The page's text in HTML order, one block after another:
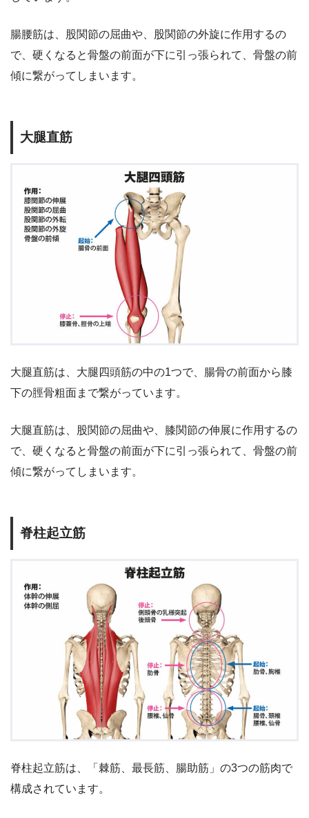
腸腰筋は、股関節の屈曲や、股関節の外旋に作用するの
で、硬くなると骨盤の前面が下に引っ張られて、骨盤の前
傾に繋がってしまいます。
大腿直筋
大腿直筋は、大腿四頭筋の中の1つで、腸骨の前面から膝
下の脛骨粗面まで繋がっています。
大腿直筋は、股関節の屈曲や、膝関節の伸展に作用するの
で、硬くなると骨盤の前面が下に引っ張られて、骨盤の前
傾に繋がってしまいます。
脊柱起立筋
脊柱起立筋は、「棘筋、最長筋、腸助筋」の3つの筋肉で
構成されています。